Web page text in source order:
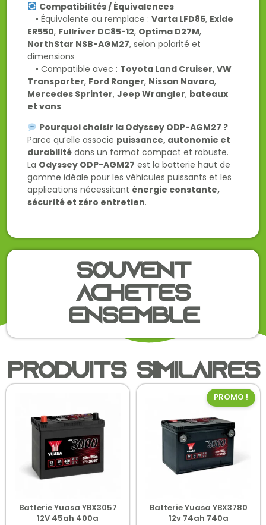
Souvent
achetés
ensemble
Compatibilités / Équivalences
• Équivalente ou remplace : Varta LFD85, Exide
ER550, Fullriver DC85-12, Optima D27M,
NorthStar NSB-AGM27, selon polarité et
dimensions
• Compatible avec : Toyota Land Cruiser, VW
Transporter, Ford Ranger, Nissan Navara,
Mercedes Sprinter, Jeep Wrangler, bateaux
et vans
Pourquoi choisir la Odyssey ODP-AGM27 ?
Parce qu’elle associe puissance, autonomie et
durabilité dans un format compact et robuste.
La Odyssey ODP-AGM27 est la batterie haut de
gamme idéale pour les véhicules puissants et les
applications nécessitant énergie constante,
sécurité et zéro entretien.
Produits similaires
Batterie Yuasa YBX3057
12V 45ah 400a
PROMO !
Batterie Yuasa YBX3780
12v 74ah 740a